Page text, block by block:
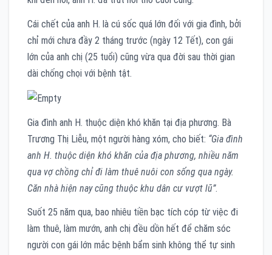
Cái chết của anh H. là cú sốc quá lớn đối với gia đình, bởi
chỉ mới chưa đầy 2 tháng trước (ngày 12 Tết), con gái
lớn của anh chị (25 tuổi) cũng vừa qua đời sau thời gian
dài chống chọi với bệnh tật.
Gia đình anh H. thuộc diện khó khăn tại địa phương. Bà
Trương Thị Liễu, một người hàng xóm, cho biết: “Gia đình
anh H. thuộc diện khó khăn của địa phương, nhiều năm
qua vợ chồng chỉ đi làm thuê nuôi con sống qua ngày.
Căn nhà hiện nay cũng thuộc khu dân cư vượt lũ”.
Suốt 25 năm qua, bao nhiêu tiền bạc tích cóp từ việc đi
làm thuê, làm mướn, anh chị đều dồn hết để chăm sóc
người con gái lớn mắc bệnh bẩm sinh không thể tự sinh